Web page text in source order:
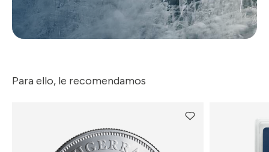
Para ello, le recomendamos